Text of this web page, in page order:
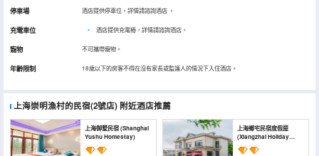
停車場 酒店提供停車位，詳情請諮詢酒店 。
充電車位 • 酒店提供充電樁，詳情請諮詢酒店。
寵物 不可攜帶寵物。
年齡限制 18歲以下的房客不得在沒有家長或監護人的情況下入住酒店。
上海崇明漁村的民宿(2號店) 附近酒店推薦
上海御墅民宿 (Shanghai
Yushu Homestay)
上海鄉宅民宿度假屋
(Xiangzhai Holiday
Guesthouse)